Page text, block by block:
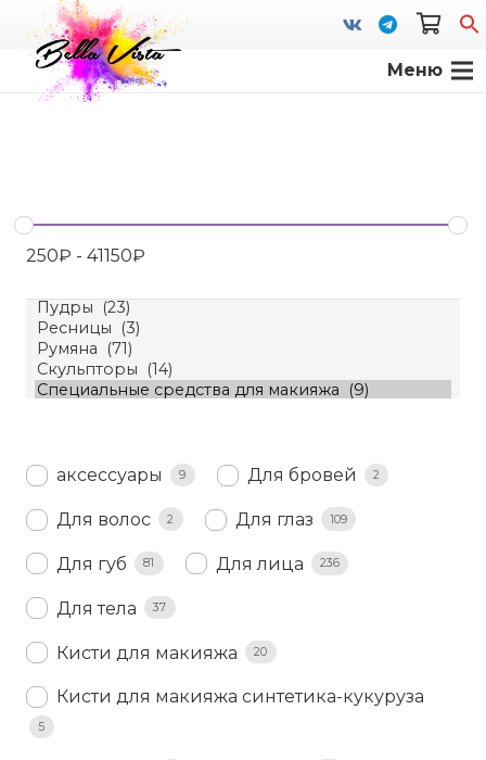
Меню
250₽ - 41150₽
аксессуары 9 Для бровей 2
Для волос 2 Для глаз 109
Для губ 81 Для лица 236
Для тела 37
Кисти для макияжа 20
Кисти для макияжа синтетика-кукуруза
5